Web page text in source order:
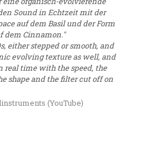
Sound in Echtzeit mit der
auf dem Basil und der Form
dem Cinnamon."
either stepped or smooth, and
evolving texture as well, and
real time with the speed, the
shape and the filter cut off on
(YouTube)